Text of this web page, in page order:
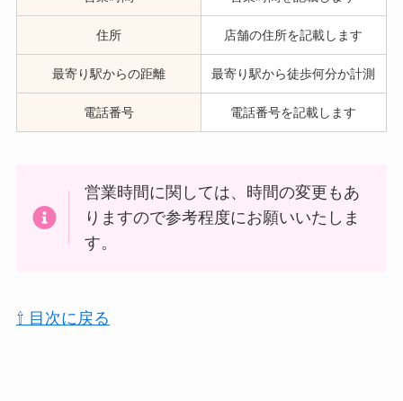
住所 店舗の住所を記載します
最寄り駅からの距離 最寄り駅から徒歩何分か計測
電話番号 電話番号を記載します
営業時間に関しては、時間の変更もあ
りますので参考程度にお願いいたしま
す。
⇧ 目次に戻る